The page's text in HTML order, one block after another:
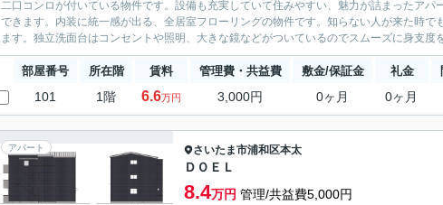
二口コンロが付いている物件です。設備も充実していて住みやすい、魅力が詰まったア
できます。内装に統一感が出る、全居室フローリングの物件です。知らない人が来た時で
ます。独立洗面台はコンセントや照明、大きな鏡などがついているのでスムーズに身支度
部屋番号 所在階 賃料 管理費・共益費 敷金/保証金 礼金
101 1階 6.6万円 3,000円 0ヶ月 0ヶ月
アパート さいたま市浦和区本太
ＤＯＥＬ
8.4万円 管理/共益費5,000円